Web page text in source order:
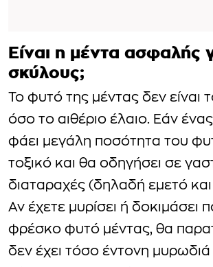
Είναι η μέντα ασφαλής
σκύλους;
Το φυτό της μέντας δεν είναι
όσο το αιθέριο έλαιο. Εάν
φάει μεγάλη ποσότητα του
τοξικό και θα οδηγήσει σε
διαταραχές (δηλαδή εμετό και
Αν έχετε μυρίσει ή δοκιμάσει
φρέσκο φυτό μέντας, θα
δεν έχει τόσο έντονη